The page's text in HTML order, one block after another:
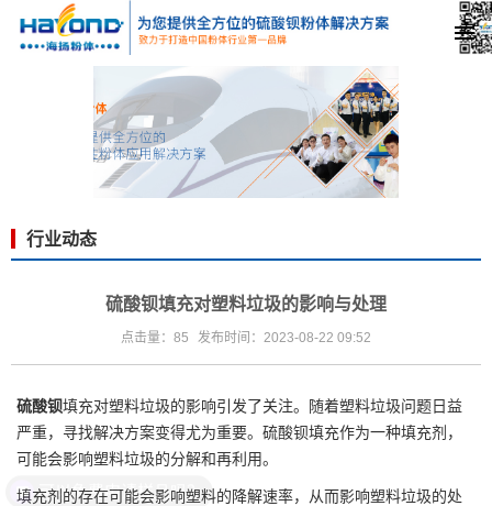
行业动态
硫酸钡填充对塑料垃圾的影响与处理
点击量：85 发布时间：2023-08-22 09:52
硫酸钡填充对塑料垃圾的影响引发了关注。随着塑料垃圾问题日益
严重，寻找解决方案变得尤为重要。 硫酸钡填充作为一种填充剂，
可能会影响塑料垃圾的分解和再利用。
填充剂的存在可能会影响塑料的降解速率，从而影响塑料垃圾的处
可以免费申请样品吗？